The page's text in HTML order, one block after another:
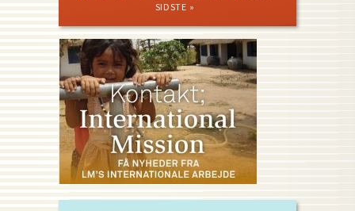
SIDSTE »